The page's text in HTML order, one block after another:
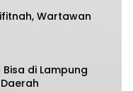
Wartawan
di Lampung